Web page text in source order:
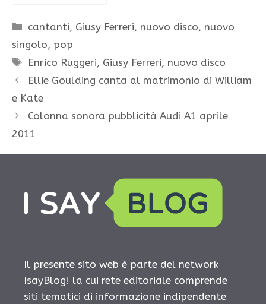
Categorie
cantanti, Giusy Ferreri, nuovo disco, nuovo
singolo, pop
Tag
Enrico Ruggeri, Giusy Ferreri, nuovo disco
Ellie Goulding canta al matrimonio di William
e Kate
Colonna sonora pubblicità Audi A1 aprile
2011
Il presente sito web è parte del network
IsayBlog! la cui rete editoriale comprende
siti tematici di informazione indipendente